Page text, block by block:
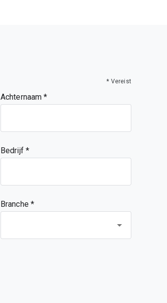
* Vereist
Achternaam
Bedrijf
Branche *